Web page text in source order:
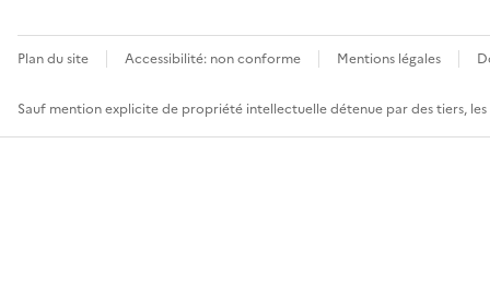
Plan du site Accessibilité: non conforme Mentions légales
Sauf mention explicite de propriété intellectuelle détenue par des tiers,